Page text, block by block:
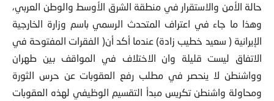
حالة الأمن والاستقرار في منطقة الشرق الأوسط والوطن العربي،
وهذا ما جاء في اعتراف المتحدث الرسمي باسم وزارة الخارجية
الإيرانية ( سعيد خطيب زادة) عندما أكد أن( الفقرات المفتوحة في
الاتفاق ليست قليلة وان الاختلاف في المواقف بين طهران
وواشنطن لا ينحصر في مطلب رفع العقوبات عن حرس الثورة
ومحاولة واشنطن تكريس مبدأ التقسيم الوظيفي لهذه العقوبات